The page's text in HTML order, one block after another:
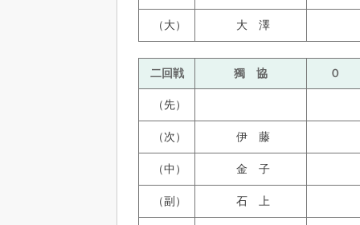
（大） 大 澤
二回戦 獨 協 ０
（先）
（次） 伊 藤
（中） 金 子
（副） 石 上